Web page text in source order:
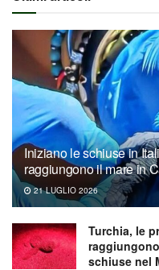
Iniziano le schiuse in
raggiungono il mare in
21 LUGLIO 2026
Turchia, le
schiuse nel